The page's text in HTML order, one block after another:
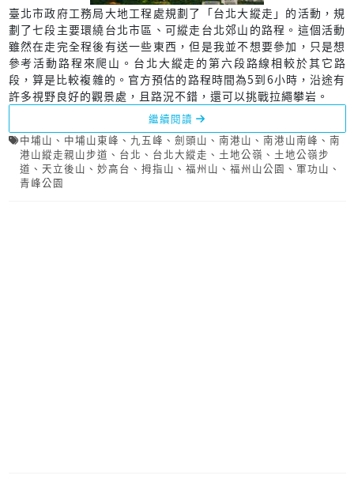
臺北市政府工務局大地工程處規劃了「台北大縱走」的活動，規
劃了七段主要環繞台北市區、可縱走台北郊山的路程。這個活動
雖然在走完全程後有送一些東西，但是我並不想要參加，只是想
參考活動路程來爬山。台北大縱走的第六段路線相較於其它路
段，算是比較複雜的。官方預估的路程時間為5到6小時，沿途有
許多視野良好的觀景處，且路況不錯，還可以挑戰拉繩攀岩。
繼續閱讀
中埔山 、 中埔山東峰 、 九五峰 、 劍頭山 、 南港山 、 南港山南峰 、 南
港山縱走親山步道 、 台北 、 台北大縱走 、 土地公嶺 、 土地公嶺步
道 、 天立後山 、 妙高台 、 拇指山 、 福州山 、 福州山公園 、 軍功山 、
青峰公園